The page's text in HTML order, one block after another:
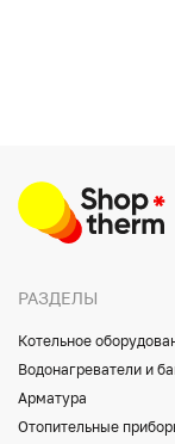
РАЗДЕЛЫ
Котельное
Водонагреватели и
Арматура
Отопительные